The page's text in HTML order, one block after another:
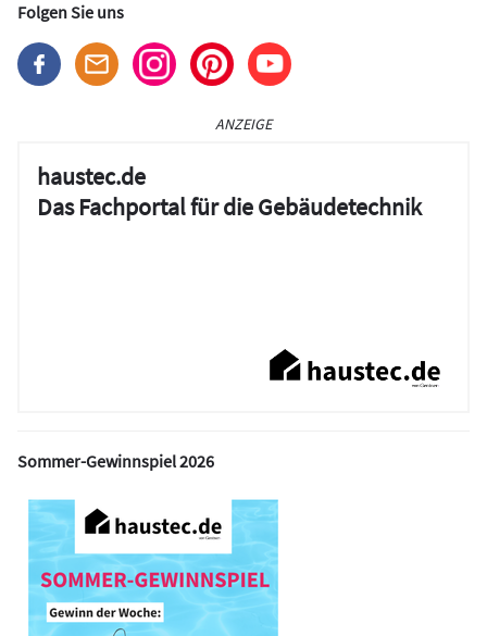
Folgen Sie uns
ANZEIGE
haustec.de
Das Fachportal für die Gebäudetechnik
Sommer-Gewinnspiel 2026